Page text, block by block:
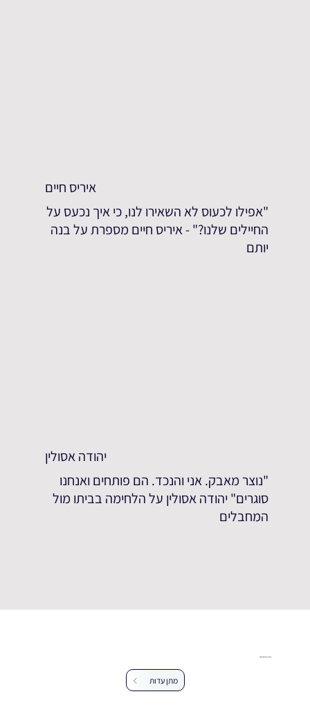
איריס חיים
"אפילו לכעוס לא השאירו לנו, כי איך נכעס על
החיילים שלנו?" - איריס חיים מספרת על בנה
יותם
יהודה אסולין
"נוצר מאבק. אני והנכד. הם פותחים ואנחנו
סוגרים" יהודה אסולין על הלחימה בביתו מול
המחבלים
מתן עדות